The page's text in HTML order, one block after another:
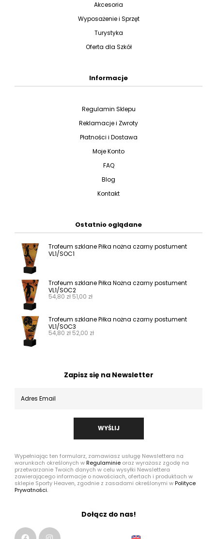
Akcesoria
Wyposażenie i Sprzęt
Turystyka
Oferta dla Szkół
Informacje
Regulamin Sklepu
Reklamacje i Zwroty
Płatności i Dostawa
Moje Konto
FAQ
Blog
Kontakt
Ostatnio oglądane
Trofeum szklane Piłka nożna czarny postument
VL1/SOC1
Trofeum szklane Piłka Nożna czarny postument
VL1/SOC2
54,80 zł 51,00 zł
Trofeum szklane Piłka nożna czarny postument
VL1/SOC3
54,80 zł 52,00 zł
Zapisz się na Newsletter
WYŚLIJ
Wypełniając ten formularz, zamawiasz usługę Newslettera na
warunkach określonych wRegulaminie oraz wyrażasz zgodę na
przetwarzanie Twoich danych w celu wysyłki Newslettera
zawierającego informacje o nowościach, ofertach i produktach w
sklepie Sporty Heaven, zgodnie z zasadami określonymi wPolityce
Prywatności.
Dołącz do nas!